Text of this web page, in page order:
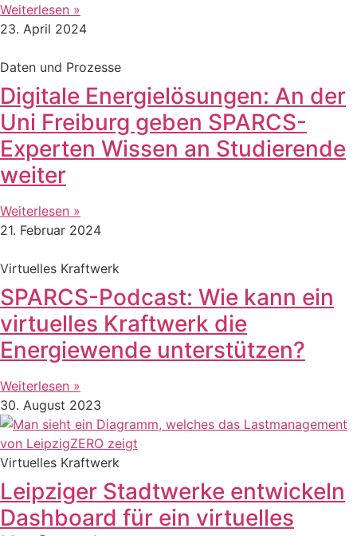
Weiterlesen »
23. April 2024
Daten und Prozesse
Digitale Energielösungen: An der
Uni Freiburg geben SPARCS-
Experten Wissen an Studierende
weiter
Weiterlesen »
21. Februar 2024
Virtuelles Kraftwerk
SPARCS-Podcast: Wie kann ein
virtuelles Kraftwerk die
Energiewende unterstützen?
Weiterlesen »
30. August 2023
Virtuelles Kraftwerk
Leipziger Stadtwerke entwickeln
Dashboard für ein virtuelles